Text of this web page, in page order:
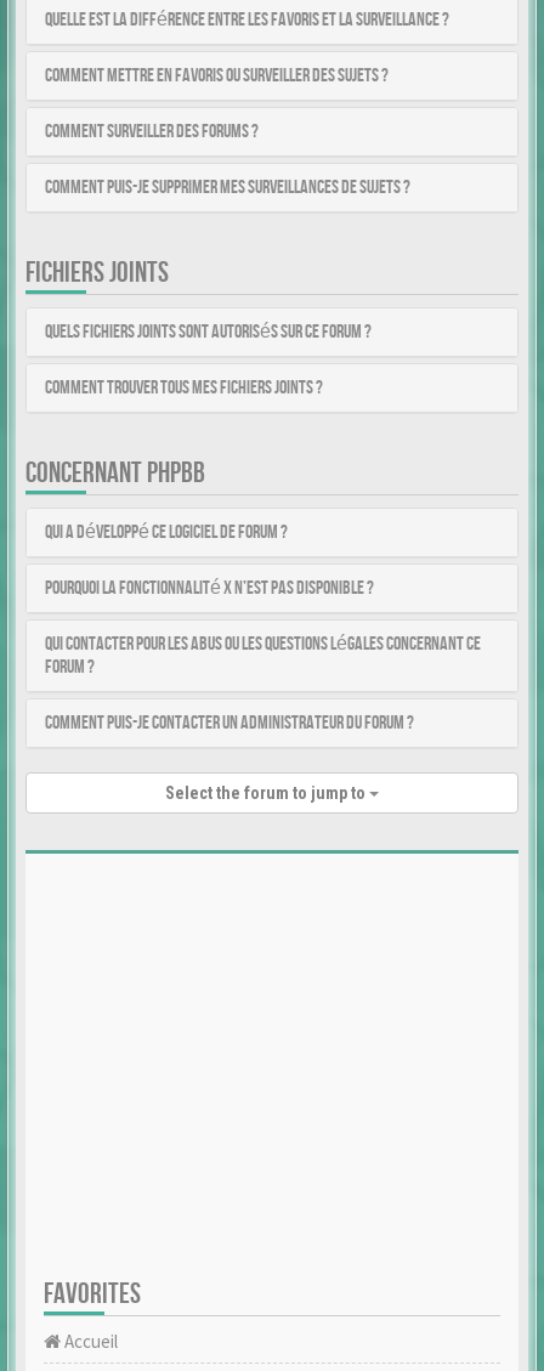
Quelle est la différence entre les favoris et la surveillance ?
Comment mettre en favoris ou surveiller des sujets ?
Comment surveiller des forums ?
Comment puis-je supprimer mes surveillances de sujets ?
FICHIERS JOINTS
Quels fichiers joints sont autorisés sur ce forum ?
Comment trouver tous mes fichiers joints ?
CONCERNANT PHPBB
Qui a développé ce logiciel de forum ?
Pourquoi la fonctionnalité X n’est pas disponible ?
Qui contacter pour les abus ou les questions légales concernant ce
forum ?
Comment puis-je contacter un administrateur du forum ?
Select the forum to jump to
FAVORITES
Accueil